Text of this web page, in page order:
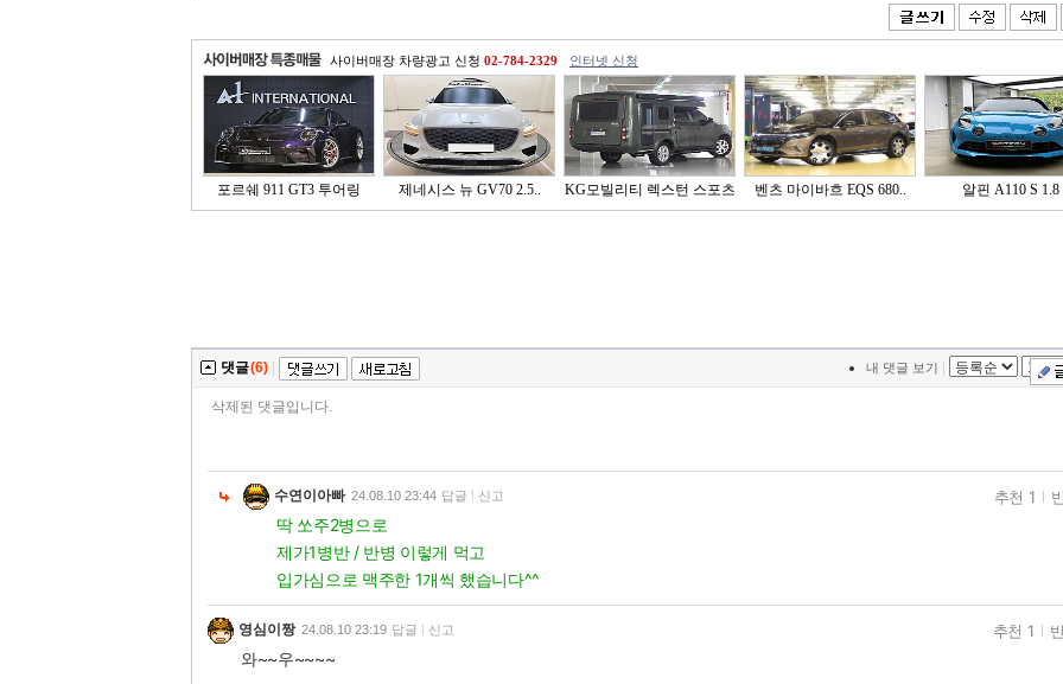
사이버매장 차량광고 신청 02-784-2329 인터넷 신청
포르쉐 911 GT3 투어링 제네시스 뉴 GV70 2.5..
KG모빌리티 렉스턴 스포츠
벤츠 마이바흐 EQS 680.. 알핀 A110 S 1.8
댓글(6) 내 댓글 보기
삭제된 댓글입니다.
수연이아빠 24.08.10 23:44 답글 신고
딱 쏘주2병으로
제가1병반 / 반병 이렇게 먹고
입가심으로 맥주한 1개씩 했습니다^^
추천 1
영심이짱 24.08.10 23:19 답글 신고
와~~우~~~~
추천 1